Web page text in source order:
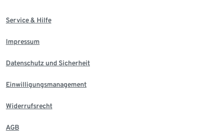
Service & Hilfe
Impressum
Datenschutz und Sicherheit
Einwilligungsmanagement
Widerrufsrecht
AGB